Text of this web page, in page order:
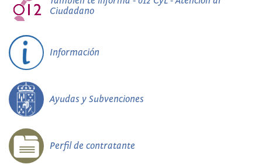
Ciudadano
Información
Ayudas y Subvenciones
Perfil de contratante